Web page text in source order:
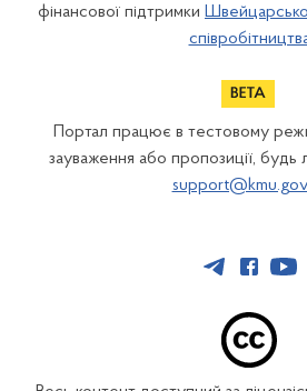
фінансової підтримки
Портал працює в тестовому
зауваження або пропозиції, будь